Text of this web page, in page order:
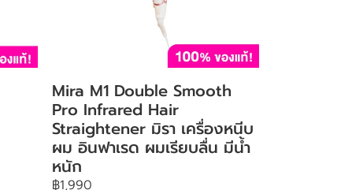
Mira M1 Double Smooth
Pro Infrared Hair
Straightener มิรา เครื่องหนีบ
ผม อินฟาเรด ผมเรียบลื่น มีน้ำ
หนัก
฿1,990